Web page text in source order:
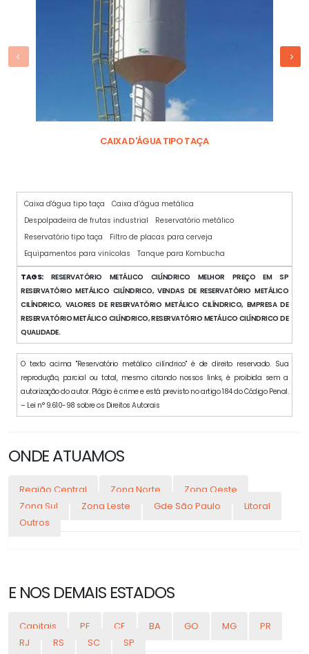
CAIXA D'ÁGUA TIPO TAÇA
Caixa d'água tipo taça
Caixa d’água metálica
Despolpadeira de frutas industrial
Reservatório metálico
Reservatório tipo taça
Filtro de placas para cerveja
Equipamentos para vinícolas
Tanque para Kombucha
TAGS:RESERVATÓRIO METÁLICO CILÍNDRICO MELHOR PREÇO EM SP
RESERVATÓRIO METÁLICO CILÍNDRICO, VENDAS DE RESERVATÓRIO METÁLICO
CILÍNDRICO, VALORES DE RESERVATÓRIO METÁLICO CILÍNDRICO, EMPRESA DE
RESERVATÓRIO METÁLICO CILÍNDRICO, RESERVATÓRIO METÁLICO CILÍNDRICO DE
QUALIDADE.
O texto acima "Reservatório metálico cilíndrico" é de direito reservado. Sua
reprodução, parcial ou total, mesmo citando nossos links, é proibida sem a
autorização do autor. Plágio é crime e está previsto no artigo 184 do Código Penal.
– Lei n° 9.610-98 sobre os Direitos Autorais
ONDE ATUAMOS
Região Central Zona Norte
Zona Oeste
Zona Sul
Zona Leste Gde São Paulo
Litoral
Outros
E NOS DEMAIS ESTADOS
Capitais PE CE BA GO MG
PR
RJ
RS SC SP